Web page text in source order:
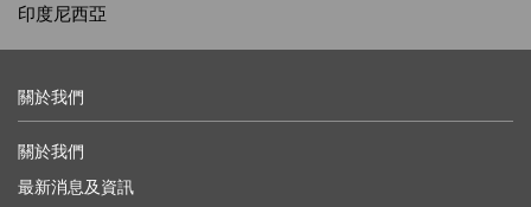
印度尼西亞
關於我們
關於我們
最新消息及資訊